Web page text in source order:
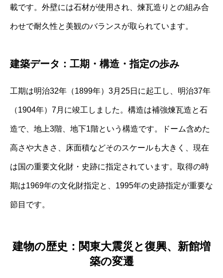
載です。外壁には石材が使用され、煉瓦造りとの組み合
わせで耐久性と美観のバランスが取られています。
建築データ：工期・構造・指定の歩み
工期は明治32年（1899年）3月25日に起工し、明治37年
（1904年）7月に竣工しました。構造は補強煉瓦造と石
造で、地上3階、地下1階という構造です。ドーム含めた
高さや大きさ、床面積などそのスケールも大きく、現在
は国の重要文化財・史跡に指定されています。取得の時
期は1969年の文化財指定と、1995年の史跡指定が重要な
節目です。
建物の歴史：関東大震災と復興、新館増
築の変遷